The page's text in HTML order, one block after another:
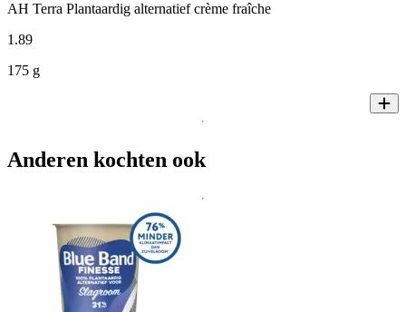
AH Terra Plantaardig alternatief crème fraîche
1.89
175 g
Anderen kochten ook